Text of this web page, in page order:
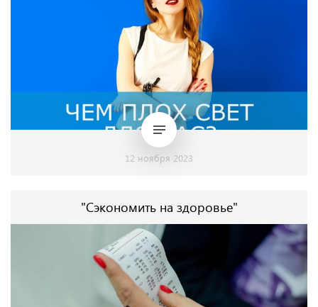
12 ноября 2023
"Сэкономить на здоровье"